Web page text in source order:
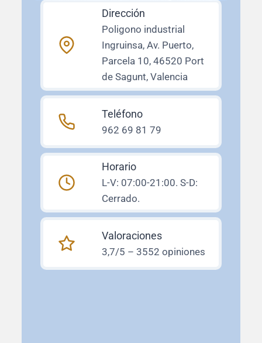
Dirección
Poligono industrial
Ingruinsa, Av. Puerto,
Parcela 10, 46520 Port
de Sagunt, Valencia
Teléfono
962 69 81 79
Horario
L-V: 07:00-21:00. S-D:
Cerrado.
Valoraciones
3,7/5 – 3552 opiniones